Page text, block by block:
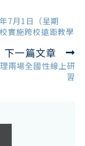
7月1日（星期
實施跨校遠距教學
下一篇文章
兩場全國性線上研
習